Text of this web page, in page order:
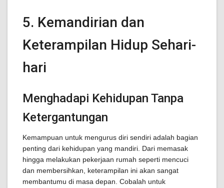
5. Kemandirian dan
Keterampilan Hidup Sehari-
hari
Menghadapi Kehidupan Tanpa
Ketergantungan
Kemampuan untuk mengurus diri sendiri adalah bagian
penting dari kehidupan yang mandiri. Dari memasak
hingga melakukan pekerjaan rumah seperti mencuci
dan membersihkan, keterampilan ini akan sangat
membantumu di masa depan. Cobalah untuk